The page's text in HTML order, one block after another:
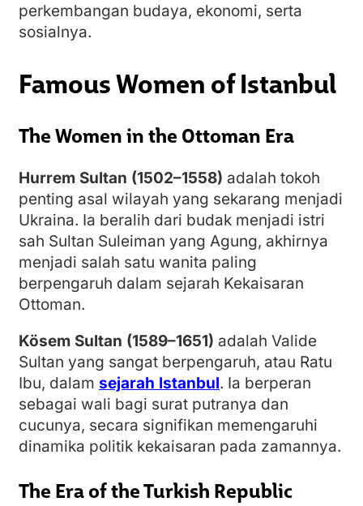
perkembangan budaya, ekonomi, serta
sosialnya.
Famous Women of Istanbul
The Women in the Ottoman Era
Hurrem Sultan (1502–1558) adalah tokoh
penting asal wilayah yang sekarang menjadi
Ukraina. Ia beralih dari budak menjadi istri
sah Sultan Suleiman yang Agung, akhirnya
menjadi salah satu wanita paling
berpengaruh dalam sejarah Kekaisaran
Ottoman.
Kösem Sultan (1589–1651) adalah Valide
Sultan yang sangat berpengaruh, atau Ratu
Ibu, dalam sejarah Istanbul. Ia berperan
sebagai wali bagi surat putranya dan
cucunya, secara signifikan memengaruhi
dinamika politik kekaisaran pada zamannya.
The Era of the Turkish Republic